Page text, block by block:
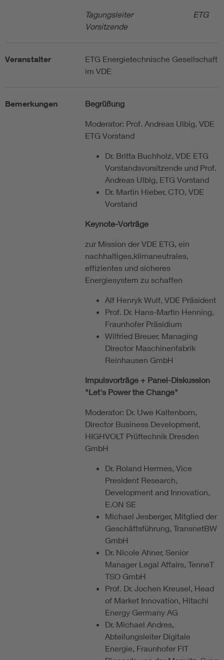
Tagungsleiter ETG
Vorsitzende
Veranstalter
ETG Energietechnische Gesellschaft
im VDE
Bemerkungen Begrüßung
Moderator: Prof. Andreas Ulbig, VDE
ETG Vorstand
Dr. Britta Buchholz, VDE ETG
Vorstandsvorsitzende und Prof.
Andreas Ulbig, ETG Vorstand
Dr. Martin Hieber, CTO, VDE
Vorstand
Keynote-Vorträge
zur Mission der VDE ETG, ein
nachhaltiges,klimaneutrales,
effizientes und sicheres
Energiesystem zu schaffen
Alf Henryk Wulf, VDE Präsident
Prof. Dr. Hans-Martin Henning,
Fraunhofer Präsidium
Wilfried Breuer, Managing
Director Maschinenfabrik
Reinhausen GmbH
Impulsvorträge + Panel-Diskussion
"Let's Power the Change"
Moderator: Dr. Uwe Kaltenborn,
Director Business Development,
HIGHVOLT Prüftechnik Dresden
GmbH
Dr. Roland Hermes, Vice
President Research,
Development and Innovation,
E.ON SE
Michael Jesberger, Mitglied der
Geschäftsführung, TransnetBW
GmbH
Dr. Nicole Ahner, Senior
Manager Legal Affairs, TenneT
TSO GmbH
Prof. Dr. Jochen Kreusel, Head
of Market Innovation, Hitachi
Energy Germany AG
Dr. Michael Andres,
Abteilungsleiter Digitale
Energie, Fraunhofer FIT